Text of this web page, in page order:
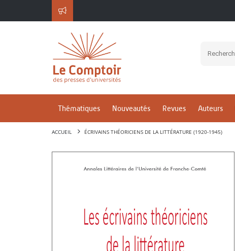
Thématiques Nouveautés Revues Auteurs
ACCUEIL ÉCRIVAINS THÉORICIENS DE LA LITTÉRATURE (1920-1945)